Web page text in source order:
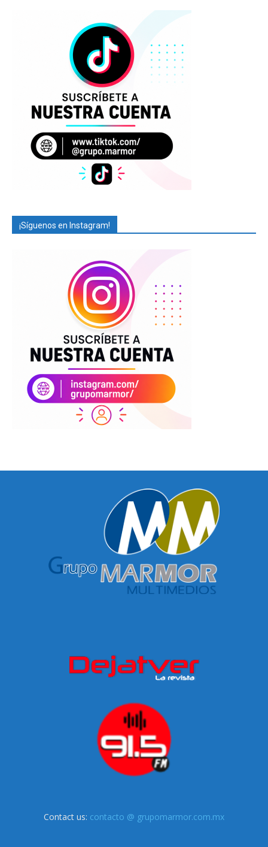
¡Síguenos en Instagram!
Contact us: contacto @ grupomarmor.com.mx